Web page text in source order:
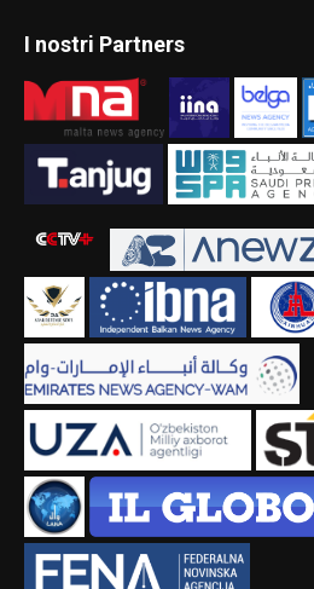
I nostri Partners